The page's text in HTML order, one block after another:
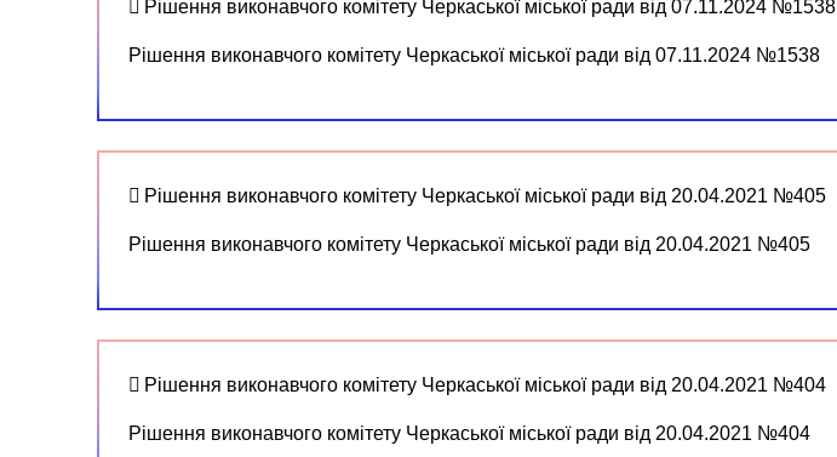
Рішення виконавчого комітету Черкаської міської ради від 07.11.2024 №1538
Рішення виконавчого комітету Черкаської міської ради від 07.11.2024 №1538
Рішення виконавчого комітету Черкаської міської ради від 20.04.2021 №405
Рішення виконавчого комітету Черкаської міської ради від 20.04.2021 №405
Рішення виконавчого комітету Черкаської міської ради від 20.04.2021 №404
Рішення виконавчого комітету Черкаської міської ради від 20.04.2021 №404